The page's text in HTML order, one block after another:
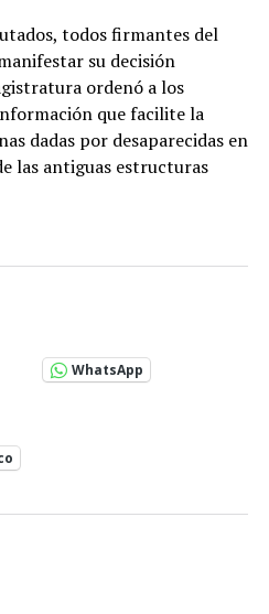
todos firmantes del
su decisión
ordenó a los
que facilite la
dadas por desaparecidas en
las antiguas estructuras
WhatsApp